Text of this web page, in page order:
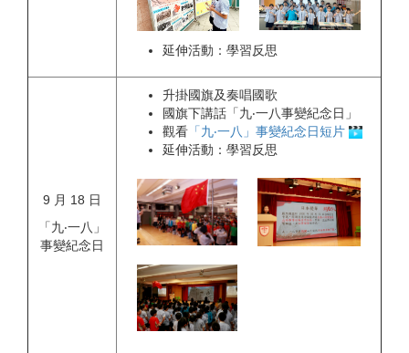
延伸活動：學習反思
9 月 18 日
「九‧一八」
事變紀念日
升掛國旗及奏唱國歌
國旗下講話「九‧一八事變紀念日」
觀看 「九‧一八」事變紀念日短片
延伸活動：學習反思